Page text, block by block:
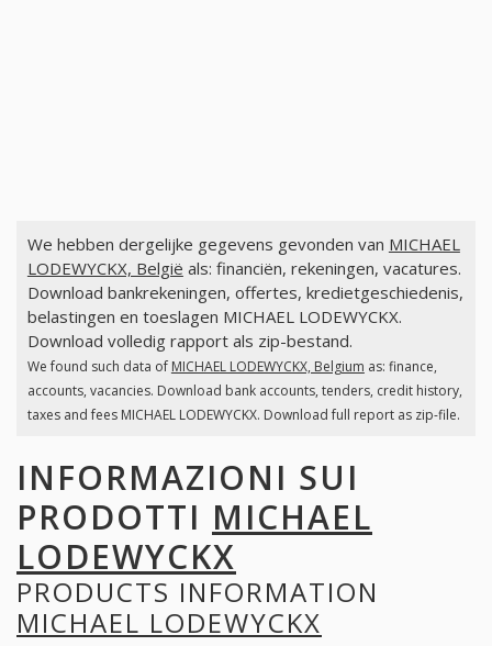
We hebben dergelijke gegevens gevonden van MICHAEL
LODEWYCKX, België als: financiën, rekeningen, vacatures.
Download bankrekeningen, offertes, kredietgeschiedenis,
belastingen en toeslagen MICHAEL LODEWYCKX.
Download volledig rapport als zip-bestand.
We found such data of MICHAEL LODEWYCKX, Belgium as: finance,
accounts, vacancies. Download bank accounts, tenders, credit history,
taxes and fees MICHAEL LODEWYCKX. Download full report as zip-file.
INFORMAZIONI SUI
PRODOTTI MICHAEL
LODEWYCKX
PRODUCTS INFORMATION
MICHAEL LODEWYCKX